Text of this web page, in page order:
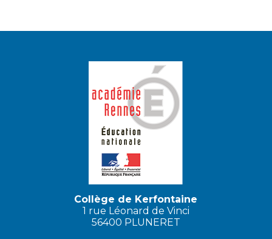
Collège de Kerfontaine
1 rue Léonard de Vinci
56400 PLUNERET